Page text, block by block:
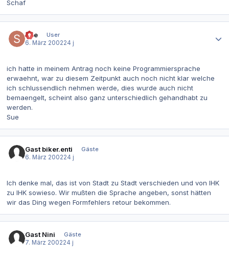
Schaf
Sue
User
6. März 200224 j
ich hatte in meinem Antrag noch keine Programmiersprache
erwaehnt, war zu diesem Zeitpunkt auch noch nicht klar welche
ich schlussendlich nehmen werde, dies wurde auch nicht
bemaengelt, scheint also ganz unterschiedlich gehandhabt zu
werden.
Sue
Gast biker.enti
Gäste
6. März 200224 j
Ich denke mal, das ist von Stadt zu Stadt verschieden und von IHK
zu IHK sowieso. Wir mußten die Sprache angeben, sonst hätten
wir das Ding wegen Formfehlers retour bekommen.
Gast Nini
Gäste
7. März 200224 j